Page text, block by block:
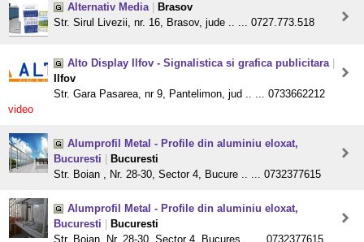
Alternativ Media
Brasov
Str. Sirul Livezii, nr. 16, Brasov, jude .. ... 0727.773.518
Alto Display Ilfov - Signalistica si grafica publicitara
Ilfov
Str. Gara Pasarea, nr 9, Pantelimon, jud .. ... 0733662212
video
Alumprofil Metal - Profile din aluminiu eloxat,
Bucuresti
Bucuresti
Str. Boian , Nr. 28-30, Sector 4, Bucure .. ... 0732377615
Alumprofil Metal - Profile din aluminiu eloxat,
Bucuresti
Bucuresti
Str. Boian, Nr. 28-30, Sector 4, Bucures .. ... 0732377615